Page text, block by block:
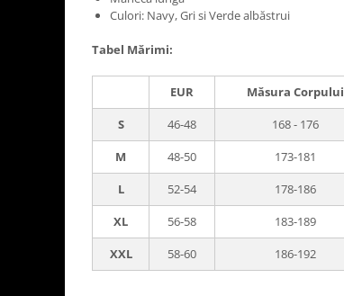
Culori: Navy, Gri si Verde albăstrui
Tabel Mărimi:
EUR Măsura Corpului
S
46-48 168 - 176
M
48-50 173-181
L
52-54 178-186
XL
56-58 183-189
XXL
58-60 186-192